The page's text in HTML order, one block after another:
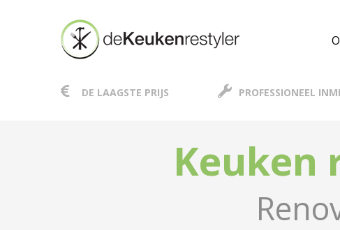
DE LAAGSTE PRIJS PROFESSIONEEL
Keuken